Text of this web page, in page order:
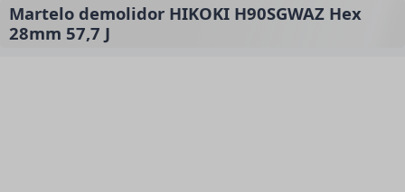
Martelo demolidor HIKOKI H90SGWAZ Hex
28mm 57,7 J